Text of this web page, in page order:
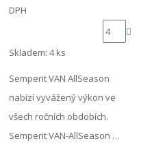
DPH
Skladem: 4 ks
Semperit VAN AllSeason
nabízí vyvážený výkon ve
všech ročních obdobích.
Semperit VAN-AllSeason …